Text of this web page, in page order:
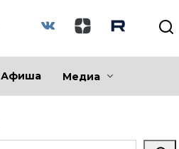
Афиша Медиа